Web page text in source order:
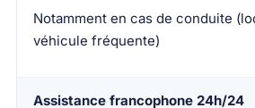
Notamment en cas de conduite
véhicule fréquente)
Assistance francophone 24h/24